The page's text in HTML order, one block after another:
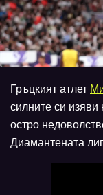
Гръцкият атлет
силните си изяви
остро
Диамантената